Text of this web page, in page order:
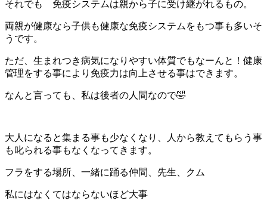
それでも 免疫システムは親から子に受け継がれるもの。
両親が健康なら子供も健康な免疫システムをもつ事も多いそ
うです。
ただ、生まれつき病気になりやすい体質でもなーんと！健康
管理をする事により免疫力は向上させる事はできます。
なんと言っても、私は後者の人間なので🤣
大人になると集まる事も少なくなり、人から教えてもらう事
も叱られる事もなくなってきます。
フラをする場所、一緒に踊る仲間、先生、クム
私にはなくてはならないほど大事